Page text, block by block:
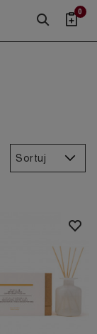
0
Sortuj